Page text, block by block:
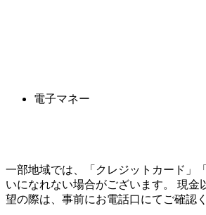
電子マネー
一部地域では、「クレジットカード」
いになれない場合がございます。 現金
望の際は、事前にお電話口にてご確認